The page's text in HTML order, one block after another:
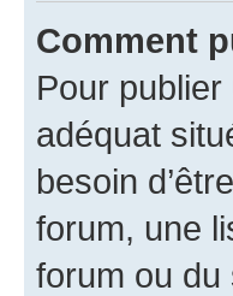
Comment
Pour
adéquat
besoin
forum, une
forum ou du